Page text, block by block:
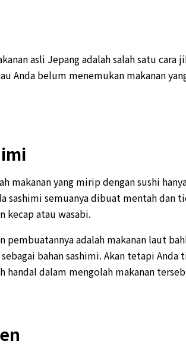
asli Jepang adalah salah satu
Anda belum menemukan makanan
makanan yang mirip dengan sushi
sashimi semuanya dibuat mentah dan
kecap atau wasabi.
pembuatannya adalah makanan laut
bahan sashimi. Akan tetapi
handal dalam mengolah makanan